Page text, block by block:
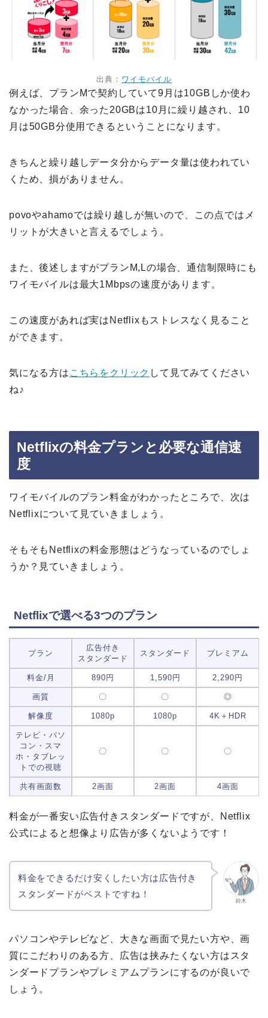
出典： ワイモバイル
例えば、プランMで契約していて9月は10GBしか使わ
なかった場合、余った20GBは10月に繰り越され、10
月は50GB分使用できるということになります。
きちんと繰り越しデータ分からデータ量は使われてい
くため、損がありません。
povoやahamoでは繰り越しが無いので、この点ではメ
リットが大きいと言えるでしょう。
また、後述しますがプランM,Lの場合、通信制限時にも
ワイモバイルは最大1Mbpsの速度があります。
この速度があれば実はNetflixもストレスなく見ること
ができます。
気になる方は こちらをクリック して見てみてください
ね♪
Netflixの料金プランと必要な通信速
度
ワイモバイルのプラン料金がわかったところで、次は
Netflixについて見ていきましょう。
そもそもNetflixの料金形態はどうなっているのでしょ
うか？見ていきましょう。
Netflixで選べる3つのプラン
プラン
広告付き
スタンダード
スタンダード プレミアム
料金/月 890円 1,590円 2,290円
画質 〇 〇 ◎
解像度 1080p 1080p 4K＋HDR
テレビ・パソ
コン・スマ
ホ・タブレッ
トでの視聴
〇 〇 〇
共有画面数 2画面 2画面 4画面
料金が一番安い広告付きスタンダードですが、Netflix
公式によると想像より広告が多くないようです！
鈴木
料金をできるだけ安くしたい方は広告付き
スタンダードがベストですね！
パソコンやテレビなど、大きな画面で見たい方や、画
質にこだわりのある方、広告は挟みたくない方はスタ
ンダードプランやプレミアムプランにするのが良いで
しょう。